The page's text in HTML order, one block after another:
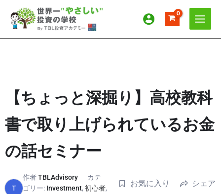
ス
【ちょっと深掘り】高校教科
書で取り上げられているお金
の話セミナー
T
作者TBLAdvisory
カテ
ゴリー: Investment,初心者,
お気に入り シェア